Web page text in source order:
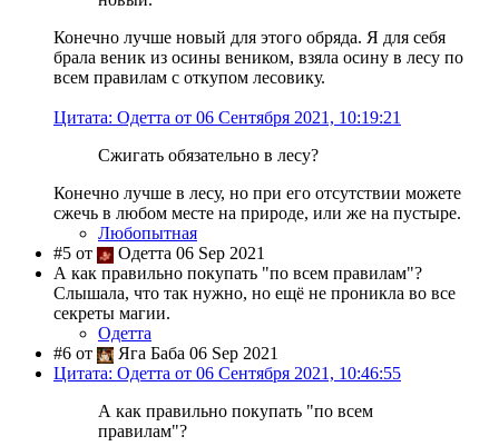
Конечно лучше новый для этого обряда. Я для себя
брала веник из осины веником, взяла осину в лесу по
всем правилам с откупом лесовику.
Цитата: Одетта от 06 Сентября 2021, 10:19:21
Сжигать обязательно в лесу?
Конечно лучше в лесу, но при его отсутствии можете
сжечь в любом месте на природе, или же на пустыре.
Любопытная
#5 от
Одетта 06 Sep 2021
А как правильно покупать "по всем правилам"?
Слышала, что так нужно, но ещё не проникла во все
секреты магии.
Одетта
#6 от
Яга Баба 06 Sep 2021
Цитата: Одетта от 06 Сентября 2021, 10:46:55
А как правильно покупать "по всем
правилам"?